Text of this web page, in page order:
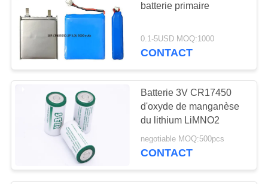
batterie primaire
0.1-5USD MOQ:1000
CONTACT
Batterie 3V CR17450
d'oxyde de manganèse
du lithium LiMNO2
negotiable MOQ:500pcs
CONTACT